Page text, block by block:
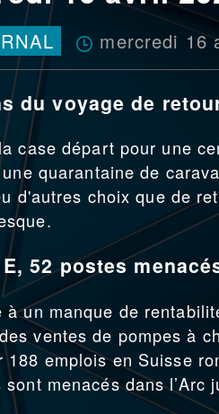
mercredi 16
du voyage de
case départ pour une
quarantaine de
d'autres choix que de
52 postes
à un manque de
ventes de pompes à
188 emplois en Suisse
menacés dans l’Arc